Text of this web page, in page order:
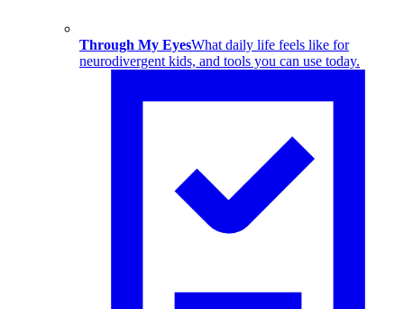
Through My EyesWhat daily life feels like for
neurodivergent kids, and tools you can use today.